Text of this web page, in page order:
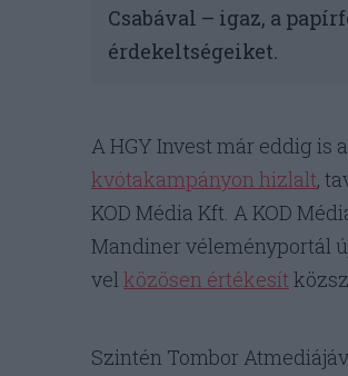
Csabával – igaz, a
érdekeltségeiket.
A HGY Invest már eddig is
kvótakampányon hizlalt,
KOD Média Kft. A KOD
Mandiner véleményportál
vel közösen értékesít
Szintén Tombor